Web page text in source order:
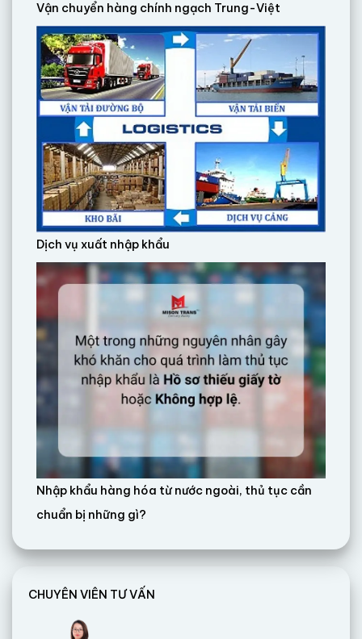
Vận chuyển hàng chính ngạch Trung-Việt
Dịch vụ xuất nhập khẩu
Nhập khẩu hàng hóa từ nước ngoài, thủ tục cần
chuẩn bị những gì?
CHUYÊN VIÊN TƯ VẤN